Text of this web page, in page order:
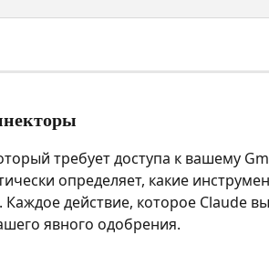
требует доступа к вашему
определяет, какие
Каждое действие, которое Claude
явного одобрения.